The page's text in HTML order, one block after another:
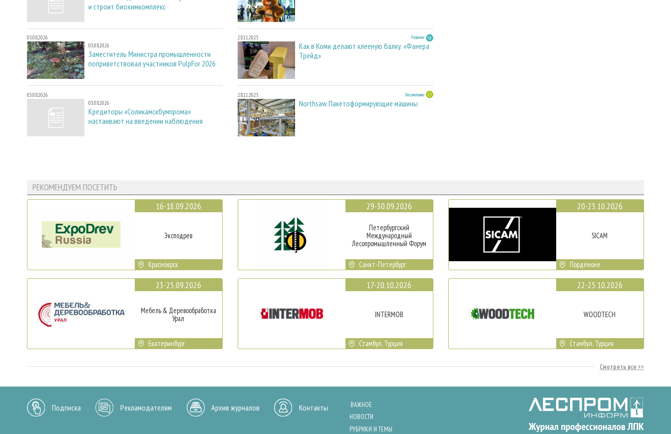
и строит биохимкомплекс
03.08.2026
03.08.2026
Заместитель Министра промышленности
поприветствовал участников PulpFor 2026
03.08.2026
03.08.2026
Кредиторы «Соликамскбумпрома»
настаивают на введении наблюдения
28.11.2025 Развитие
Как в Коми делают клееную балку. «Фанера
Трейд»
28.11.2025 Лесопиление
Northsaw. Пакетоформирующие машины
РЕКОМЕНДУЕМ ПОСЕТИТЬ
16-18.09.2026
Эксподрев
Красноярск
23-25.09.2026
Мебель & Деревообработка
Урал
Екатеринбург
29-30.09.2026
Петербургский
Международный
Лесопромышленный Форум
Санкт-Петербург
17-20.10.2026
INTERMOB
Стамбул, Турция
20-23.10.2026
SICAM
Порденоне
22-25.10.2026
WOODTECH
Стамбул, Турция
Смотреть все
Подписка Рекламодателям Архив журналов Контакты
ВАЖНОЕ
НОВОСТИ
РУБРИКИ И ТЕМЫ